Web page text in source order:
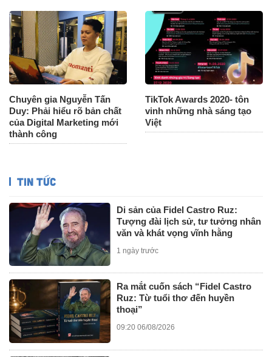
Chuyên gia Nguyễn Tấn
Duy: Phải hiểu rõ bản chất
của Digital Marketing mới
thành công
TikTok Awards 2020- tôn
vinh những nhà sáng tạo
Việt
TIN TỨC
Di sản của Fidel Castro Ruz:
Tượng đài lịch sử, tư tưởng nhân
văn và khát vọng vĩnh hằng
1 ngày trước
Ra mắt cuốn sách “Fidel Castro
Ruz: Từ tuổi thơ đến huyền
thoại”
09:20 06/08/2026